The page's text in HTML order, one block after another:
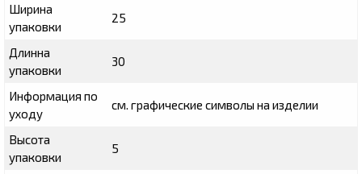
Ширина
упаковки
25
Длинна
упаковки
30
Информация по
уходу
см. графические символы на изделии
Высота
упаковки
5